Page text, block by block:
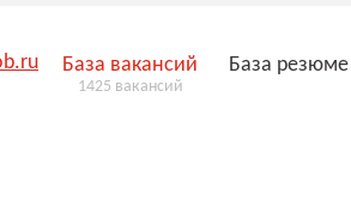
База вакансий
1425 вакансий
База резюме